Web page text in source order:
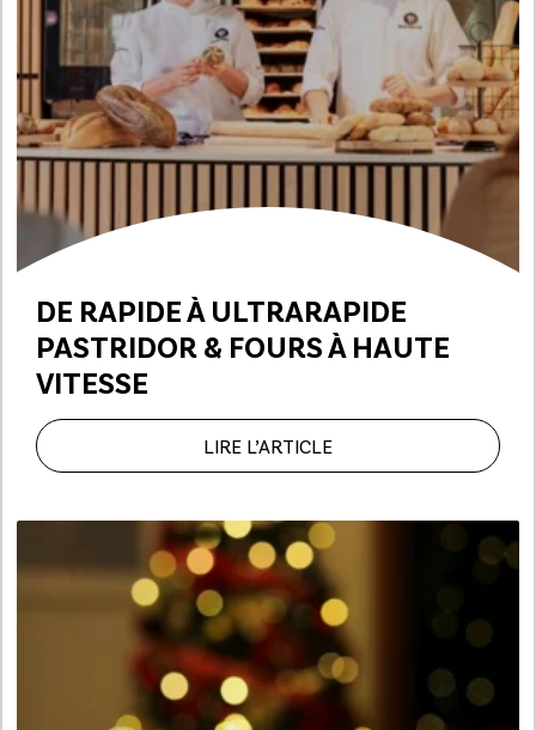
DE RAPIDE À ULTRARAPIDE
PASTRIDOR & FOURS À HAUTE
VITESSE
LIRE L’ARTICLE